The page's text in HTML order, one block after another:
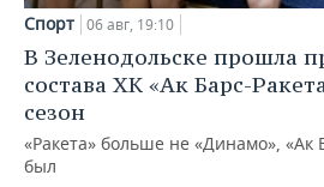
Спорт 06 авг, 19:10
В Зеленодольске прошла
состава ХК «Ак Барс-
сезон
«Ракета» больше не «Динамо», «Ак
был